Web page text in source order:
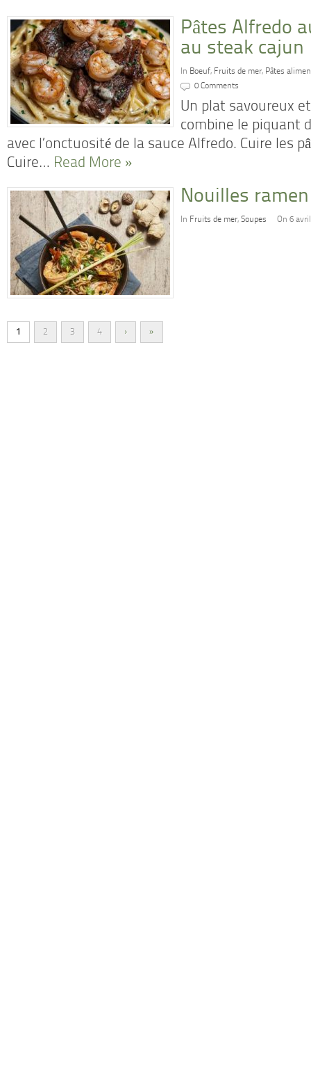
Pâtes Alfredo
au steak cajun
In Boeuf, Fruits de mer, Pâtes
0 Comments
Un plat savoureux
combine le piquant
avec l’onctuosité de la sauce Alfredo. Cuire les
Cuire… Read More »
Nouilles
In Fruits de mer, Soupes On 6
1 2 3 4 › »